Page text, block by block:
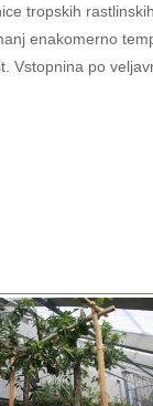
tropskih
enakomerno
Vstopnina po